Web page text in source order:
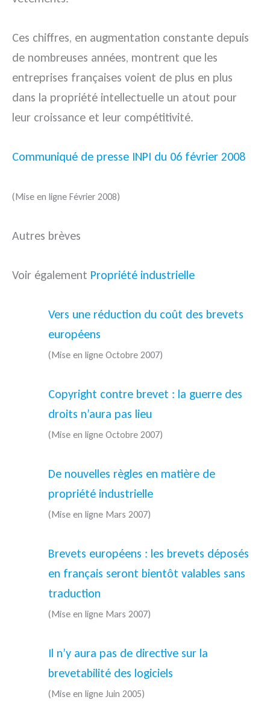
Ces chiffres, en augmentation constante depuis
de nombreuses années, montrent que les
entreprises françaises voient de plus en plus
dans la propriété intellectuelle un atout pour
leur croissance et leur compétitivité.
Communiqué de presse INPI du 06 février 2008
(Mise en ligne Février 2008)
Autres brèves
Voir également Propriété industrielle
Vers une réduction du coût des brevets
européens
(Mise en ligne Octobre 2007)
Copyright contre brevet : la guerre des
droits n’aura pas lieu
(Mise en ligne Octobre 2007)
De nouvelles règles en matière de
propriété industrielle
(Mise en ligne Mars 2007)
Brevets européens : les brevets déposés
en français seront bientôt valables sans
traduction
(Mise en ligne Mars 2007)
Il n’y aura pas de directive sur la
brevetabilité des logiciels
(Mise en ligne Juin 2005)